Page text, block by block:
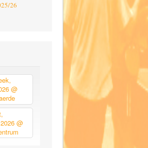
26
@
@